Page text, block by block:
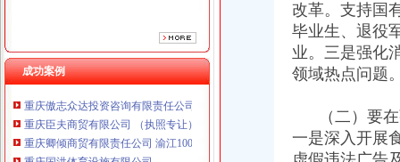
成功案例
重庆鸽牌电线电缆有限公司 渝北10010万 (进出口权)
重庆臣夫商贸有限公司 （执照专让）
重庆卿倾商贸有限责任公司 渝江100万 （工商注册）
重庆国洪体育设施有限公司
改革。支持国
毕业生、退役
业。三是强化
领域热点问题
（二）要在
一是深入开展